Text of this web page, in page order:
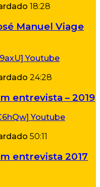
18:28
Manuel Viage
24:28
entrevista – 2019
50:11
entrevista 2017